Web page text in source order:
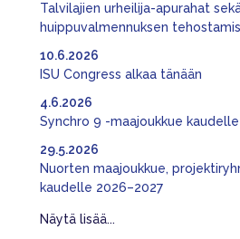
Talvilajien urheilija-apurahat
huippuvalmennuksen
ISU Congress alkaa tänään
10.6.2026
Synchro 9 -maajoukkue
4.6.2026
Nuorten maajoukkue,
kaudelle 2026–2027
29.5.2026
Näytä lisää...